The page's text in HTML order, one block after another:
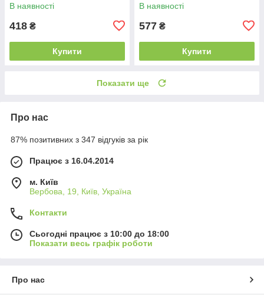
В наявності
418 ₴
Купити
В наявності
577 ₴
Купити
Показати ще
Про нас
87% позитивних з 347 відгуків за рік
Працює з 16.04.2014
м. Київ
Вербова, 19, Київ, Україна
Контакти
Сьогодні працює з 10:00 до 18:00
Показати весь графік роботи
Про нас